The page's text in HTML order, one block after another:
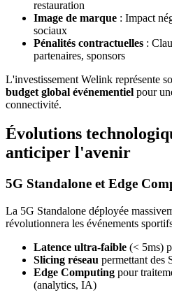
restauration
Image de marque : Impact
sociaux
Pénalités contractuelles :
partenaires, sponsors
L'investissement Welink représente
budget global événementiel pour
connectivité.
Évolutions
anticiper l'avenir
5G Standalone et Edge
La 5G Standalone déployée
révolutionnera les événements
Latence ultra-faible (< 5ms)
Slicing réseau permettant des
Edge Computing pour
(analytics, IA)